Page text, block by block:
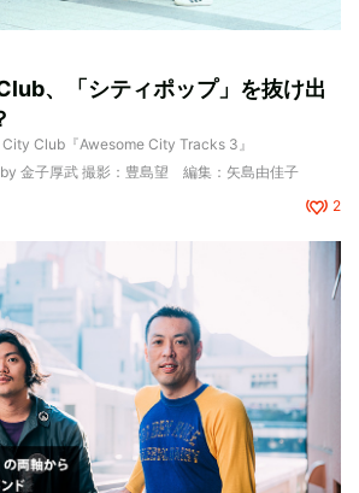
、「シティポップ」を抜け出
Club『Awesome City Tracks 3』
金子厚武 撮影：豊島望 編集：矢島由佳子
2